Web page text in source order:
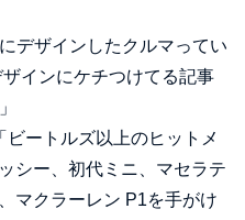
デザインしたクルマってい
インにケチつけてる記事
ートルズ以上のヒットメ
シー、初代ミニ、マセラテ
マクラーレン P1を手がけ